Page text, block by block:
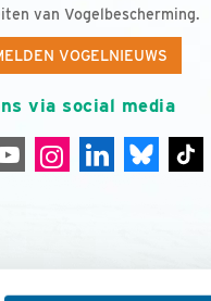
van Vogelbescherming.
VOGELNIEUWS
via social media